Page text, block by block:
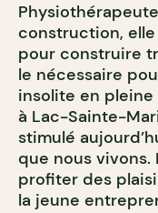
construction,
pour construire
le nécessaire
insolite en
à Lac-Sainte-
stimulé
que nous
profiter des
la jeune